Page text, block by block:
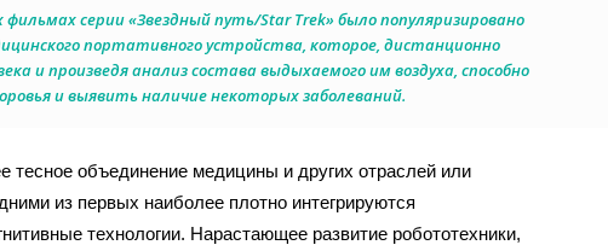
серии «Звездный путь/Star Trek» было популяризировано
портативного устройства, которое, дистанционно
и произведя анализ состава выдыхаемого им воздуха, способно
и выявить наличие некоторых заболеваний.
объединение медицины и других отраслей или
из первых наиболее плотно интегрируются
технологии. Нарастающее развитие робототехники,